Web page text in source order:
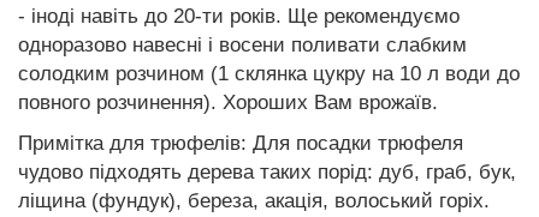
- іноді навіть до 20-ти років. Ще рекомендуємо
одноразово навесні і восени поливати слабким
солодким розчином (1 склянка цукру на 10 л води до
повного розчинення). Хороших Вам врожаїв.
Примітка для трюфелів: Для посадки трюфеля
чудово підходять дерева таких порід: дуб, граб, бук,
ліщина (фундук), береза, акація, волоський горіх.